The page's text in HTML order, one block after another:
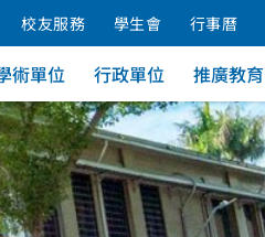
校友服務 學生會 行事曆
術單位 行政單位 推廣教育